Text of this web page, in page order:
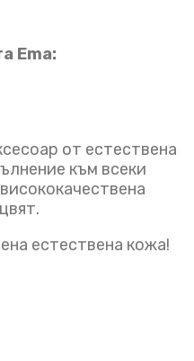
Ema:
от естествена
към всеки
естествена кожа!